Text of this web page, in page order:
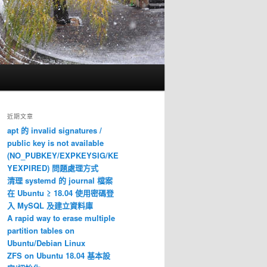
近期文章
apt 的 invalid signatures /
public key is not available
(NO_PUBKEY/EXPKEYSIG/KE
YEXPIRED) 問題處理方式
清理 systemd 的 journal 檔案
在 Ubuntu ≥ 18.04 使用密碼登
入 MySQL 及建立資料庫
A rapid way to erase multiple
partition tables on
Ubuntu/Debian Linux
ZFS on Ubuntu 18.04 基本設